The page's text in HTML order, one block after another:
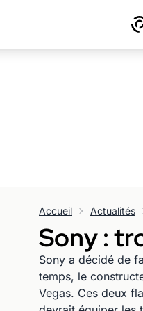
Accueil Actualités
Sony :
Sony a décidé de
temps, le
Vegas. Ces deux